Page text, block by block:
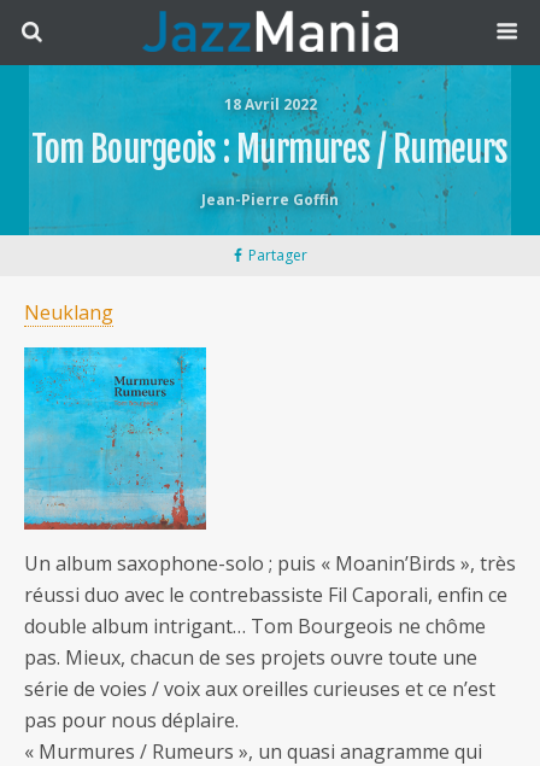
18 Avril 2022
Tom Bourgeois : Murmures / Rumeurs
Jean-Pierre Goffin
Partager
Neuklang
Un album saxophone-solo ; puis « Moanin’Birds », très
réussi duo avec le contrebassiste Fil Caporali, enfin ce
double album intrigant… Tom Bourgeois ne chôme
pas. Mieux, chacun de ses projets ouvre toute une
série de voies / voix aux oreilles curieuses et ce n’est
pas pour nous déplaire.
« Murmures / Rumeurs », un quasi anagramme qui